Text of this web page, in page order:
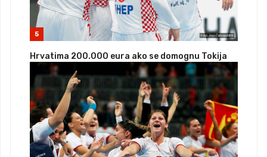
5
Hrvatima 200.000 eura ako se domognu Tokija